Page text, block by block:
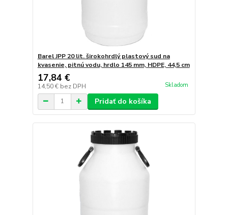
Barel JPP 20 lit. širokohrdlý plastový sud na
kvasenie, pitnú vodu, hrdlo 145 mm, HDPE, 44,5 cm
17,84 €
14,50 € bez DPH Skladom
Pridať do košíka